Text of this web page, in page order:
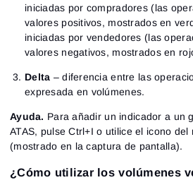
iniciadas por compradores (las
valores positivos, mostrados en
iniciadas por vendedores (las
valores negativos, mostrados en
Delta – diferencia entre las
expresada en volúmenes.
Ayuda. Para añadir un indicador a un
ATAS, pulse Ctrl+I o utilice el icono
(mostrado en la captura de pantalla).
¿Cómo utilizar los volúmenes